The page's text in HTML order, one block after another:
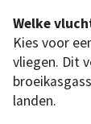
Welke
Kies voor
vliegen. Dit
landen.